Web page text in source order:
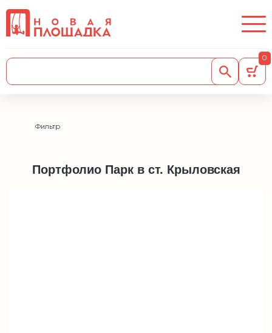
0
Фильтр
Портфолио Парк в ст. Крыловская